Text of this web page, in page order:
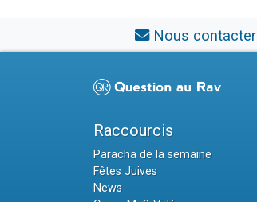
Nous contacter
Raccourcis
Paracha de la semaine
Fêtes Juives
News